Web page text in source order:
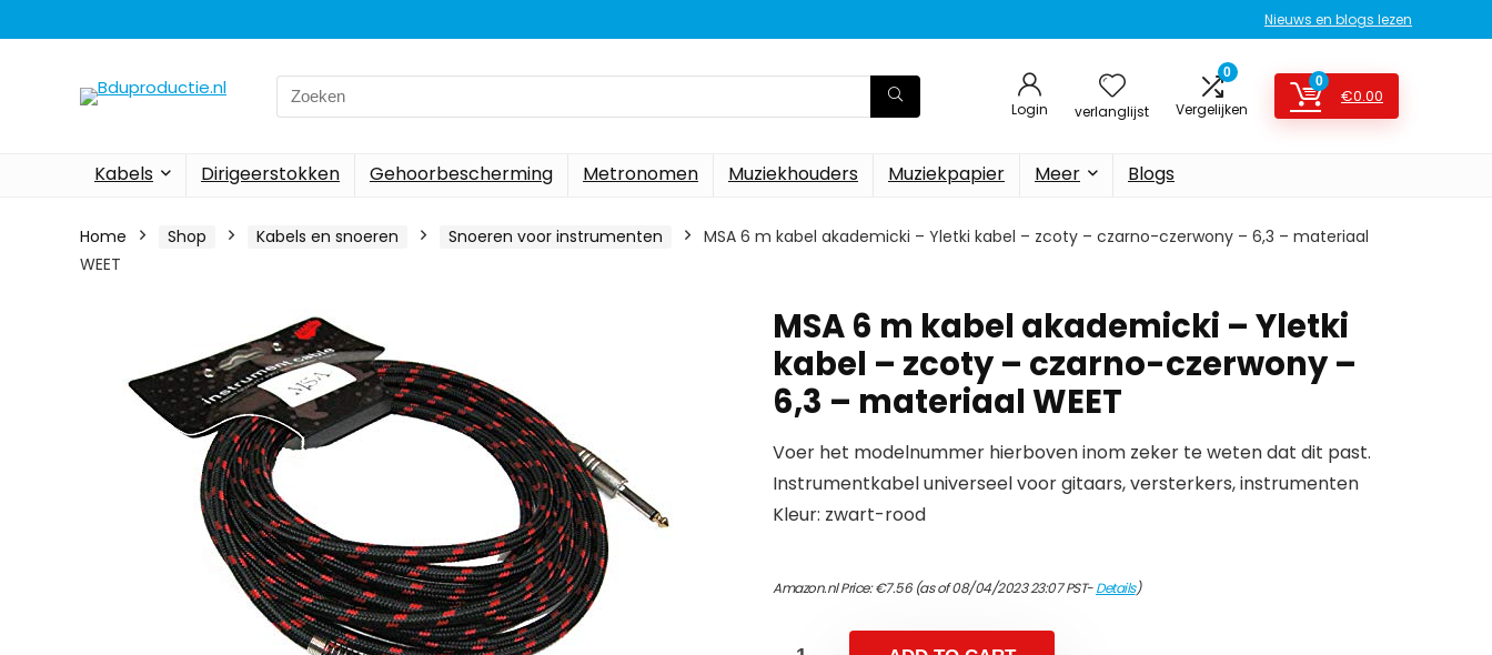
Nieuws en blogs lezen
Search
for:
Login verlanglijst
0
Vergelijken
0
€0.00
Kabels Dirigeerstokken Gehoorbescherming Metronomen Muziekhouders Muziekpapier Meer Blogs
Home Shop Kabels en snoeren Snoeren voor instrumenten
MSA 6 m kabel akademicki – Yletki kabel – zcoty – czarno-czerwony – 6,3 – materiaal
WEET
MSA 6 m kabel akademicki – Yletki
kabel – zcoty – czarno-czerwony –
6,3 – materiaal WEET
Voer het modelnummer hierboven inom zeker te weten dat dit past.
Instrumentkabel universeel voor gitaars, versterkers, instrumenten
Kleur: zwart-rood
Amazon.nl Price:€7.56(as of 08/04/2023 23:07 PST-Details)